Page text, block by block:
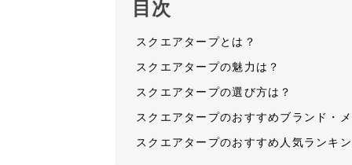
目次
スクエアタープとは？
スクエアタープの魅力は？
スクエアタープの選び方は？
スクエアタープのおすすめブランド・
スクエアタープのおすすめ人気ラン